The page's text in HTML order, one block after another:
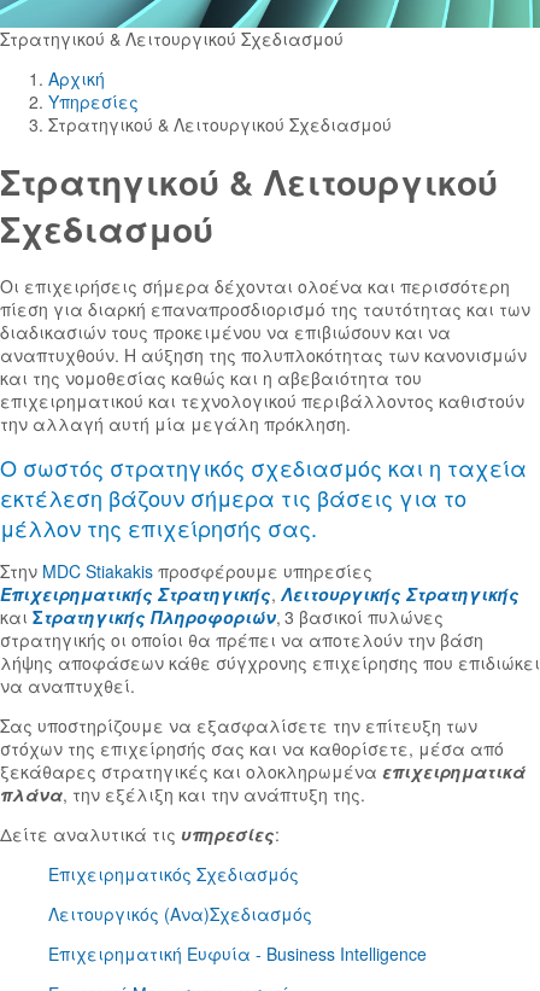
Στρατηγικού & Λειτουργικού Σχεδιασμού
Αρχική
Yπηρεσίες
Στρατηγικού & Λειτουργικού Σχεδιασμού
Στρατηγικού & Λειτουργικού
Σχεδιασμού
Οι επιχειρήσεις σήμερα δέχονται ολοένα και περισσότερη
πίεση για διαρκή επαναπροσδιορισμό της ταυτότητας και των
διαδικασιών τους προκειμένου να επιβιώσουν και να
αναπτυχθούν. Η αύξηση της πολυπλοκότητας των κανονισμών
και της νομοθεσίας καθώς και η αβεβαιότητα του
επιχειρηματικού και τεχνολογικού περιβάλλοντος καθιστούν
την αλλαγή αυτή μία μεγάλη πρόκληση.
Ο σωστός στρατηγικός σχεδιασμός και η ταχεία
εκτέλεση βάζουν σήμερα τις βάσεις για το
μέλλον της επιχείρησής σας.
Στην MDC Stiakakis προσφέρουμε υπηρεσίες
Επιχειρηματικής Στρατηγικής, Λειτουργικής Στρατηγικής
και Στρατηγικής Πληροφοριών, 3 βασικοί πυλώνες
στρατηγικής οι οποίοι θα πρέπει να αποτελούν την βάση
λήψης αποφάσεων κάθε σύγχρονης επιχείρησης που επιδιώκει
να αναπτυχθεί.
Σας υποστηρίζουμε να εξασφαλίσετε την επίτευξη των
στόχων της επιχείρησής σας και να καθορίσετε, μέσα από
ξεκάθαρες στρατηγικές και ολοκληρωμένα επιχειρηματικά
πλάνα, την εξέλιξη και την ανάπτυξη της.
Δείτε αναλυτικά τις υπηρεσίες:
Επιχειρηματικός Σχεδιασμός
Λειτουργικός (Ανα)Σχεδιασμός
Eπιχειρηματική Eυφυία - Business Intelligence